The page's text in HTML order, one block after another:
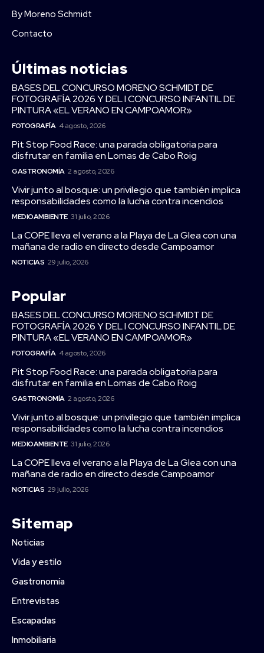
By Moreno Schmidt
Contacto
Últimas noticias
BASES DEL CONCURSO MORENO SCHMIDT DE
FOTOGRAFÍA 2026 Y DEL I CONCURSO INFANTIL DE
PINTURA «EL VERANO EN CAMPOAMOR»
FOTOGRAFÍA 4 agosto, 2026
Pit Stop Food Race: una parada obligatoria para
disfrutar en familia en Lomas de Cabo Roig
GASTRONOMÍA 2 agosto, 2026
Vivir junto al bosque: un privilegio que también implica
responsabilidades como la lucha contra incendios
MEDIOAMBIENTE 31 julio, 2026
La COPE lleva el verano a la Playa de La Glea con una
mañana de radio en directo desde Campoamor
NOTICIAS 29 julio, 2026
Popular
BASES DEL CONCURSO MORENO SCHMIDT DE
FOTOGRAFÍA 2026 Y DEL I CONCURSO INFANTIL DE
PINTURA «EL VERANO EN CAMPOAMOR»
FOTOGRAFÍA 4 agosto, 2026
Pit Stop Food Race: una parada obligatoria para
disfrutar en familia en Lomas de Cabo Roig
GASTRONOMÍA 2 agosto, 2026
Vivir junto al bosque: un privilegio que también implica
responsabilidades como la lucha contra incendios
MEDIOAMBIENTE 31 julio, 2026
La COPE lleva el verano a la Playa de La Glea con una
mañana de radio en directo desde Campoamor
NOTICIAS 29 julio, 2026
Sitemap
Noticias
Vida y estilo
Gastronomía
Entrevistas
Escapadas
Inmobiliaria